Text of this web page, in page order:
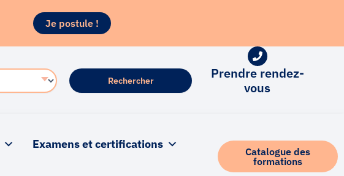
Je postule !
Prendre rendez-
vous
Catalogue des
formations
Examens et certifications